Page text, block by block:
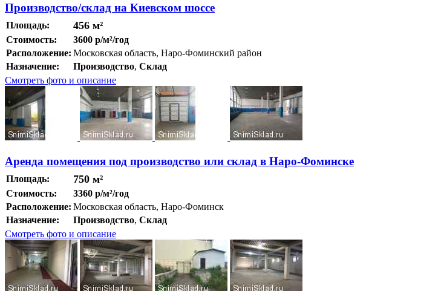
Производство/склад на Киевском шоссе
Площадь: 456 м²
Стоимость:
3600 р/м²/год
Расположение: Московская область, Наро-Фоминский район
Назначение:
Производство, Склад
Смотреть фото и описание
Аренда помещения под производство или склад в Наро-Фоминске
Площадь: 750 м²
Стоимость:
3360 р/м²/год
Расположение: Московская область, Наро-Фоминск
Назначение:
Производство, Склад
Смотреть фото и описание